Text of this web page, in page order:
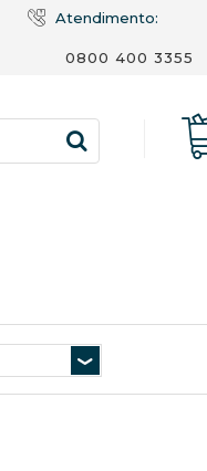
Atendimento:
0800 400 3355